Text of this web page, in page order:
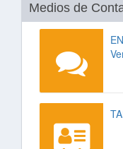
Medios de